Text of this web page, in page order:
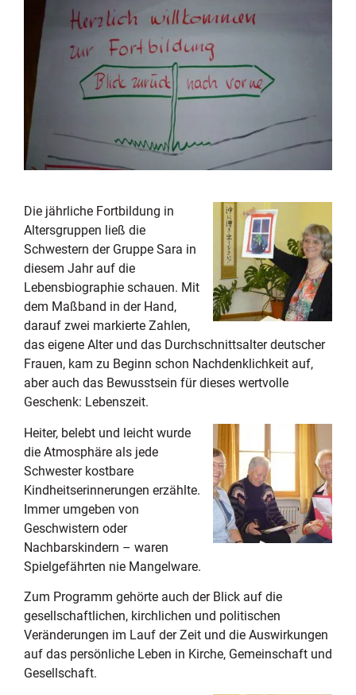
Die jährliche Fortbildung in
Altersgruppen ließ die
Schwestern der Gruppe Sara in
diesem Jahr auf die
Lebensbiographie schauen. Mit
dem Maßband in der Hand,
darauf zwei markierte Zahlen,
das eigene Alter und das Durchschnittsalter deutscher
Frauen, kam zu Beginn schon Nachdenklichkeit auf,
aber auch das Bewusstsein für dieses wertvolle
Geschenk: Lebenszeit.
Heiter, belebt und leicht wurde
die Atmosphäre als jede
Schwester kostbare
Kindheitserinnerungen erzählte.
Immer umgeben von
Geschwistern oder
Nachbarskindern – waren
Spielgefährten nie Mangelware.
Zum Programm gehörte auch der Blick auf die
gesellschaftlichen, kirchlichen und politischen
Veränderungen im Lauf der Zeit und die Auswirkungen
auf das persönliche Leben in Kirche, Gemeinschaft und
Gesellschaft.